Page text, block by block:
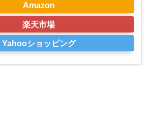
Amazon
楽天市場
Yahooショッピング